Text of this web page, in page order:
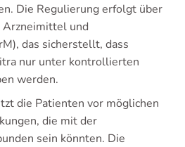
Die Regulierung erfolgt über
und
das sicherstellt, dass
nur unter kontrollierten
werden.
die Patienten vor möglichen
die mit der
sein könnten. Die